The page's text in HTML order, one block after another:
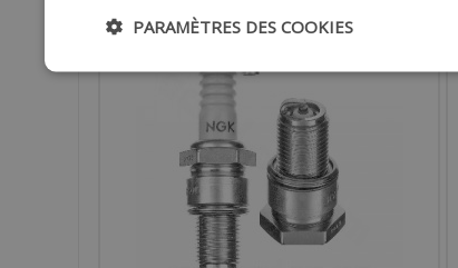
- 28%PARAMÈTRES DES COOKIES